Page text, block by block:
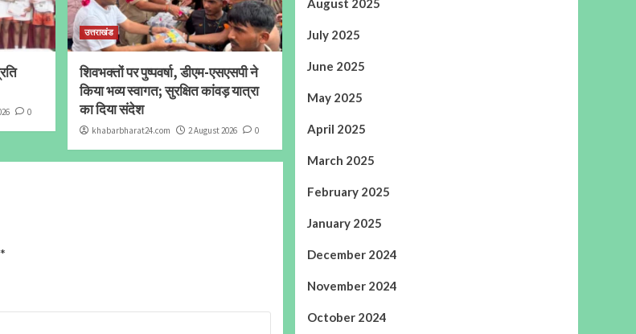
0
उत्तराखंड
शिवभक्तों पर पुष्पवर्षा, डीएम-एसएसपी ने
किया भव्य स्वागत; सुरक्षित कांवड़ यात्रा
का दिया संदेश
khabarbharat24.com 2 August 2026 0
*
August 2025
July 2025
June 2025
May 2025
April 2025
March 2025
February 2025
January 2025
December 2024
November 2024
October 2024